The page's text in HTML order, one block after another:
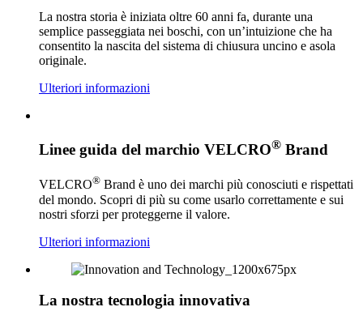
La nostra storia è iniziata oltre 60 anni fa, durante una
semplice passeggiata nei boschi, con un’intuizione che ha
consentito la nascita del sistema di chiusura uncino e asola
originale.
Ulteriori informazioni
Linee guida del marchio VELCRO® Brand
VELCRO® Brand è uno dei marchi più conosciuti e rispettati
del mondo. Scopri di più su come usarlo correttamente e sui
nostri sforzi per proteggerne il valore.
Ulteriori informazioni
La nostra tecnologia innovativa